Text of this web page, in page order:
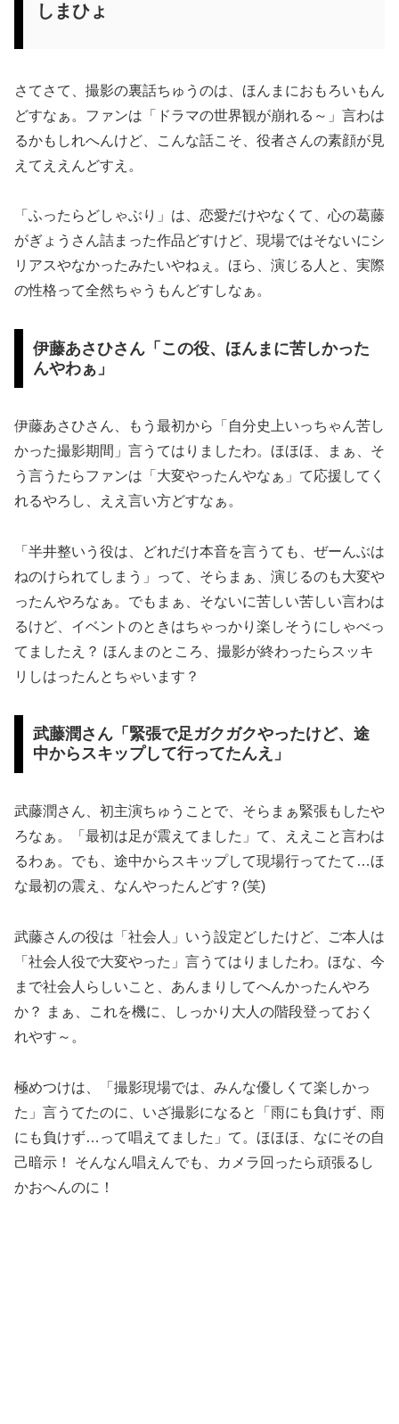
しまひょ
さてさて、撮影の裏話ちゅうのは、ほんまにおもろいもん
どすなぁ。ファンは「ドラマの世界観が崩れる～」言わは
るかもしれへんけど、こんな話こそ、役者さんの素顔が見
えてええんどすえ。
「ふったらどしゃぶり」は、恋愛だけやなくて、心の葛藤
がぎょうさん詰まった作品どすけど、現場ではそないにシ
リアスやなかったみたいやねぇ。ほら、演じる人と、実際
の性格って全然ちゃうもんどすしなぁ。
伊藤あさひさん「この役、ほんまに苦しかった
んやわぁ」
伊藤あさひさん、もう最初から「自分史上いっちゃん苦し
かった撮影期間」言うてはりましたわ。ほほほ、まぁ、そ
う言うたらファンは「大変やったんやなぁ」て応援してく
れるやろし、ええ言い方どすなぁ。
「半井整いう役は、どれだけ本音を言うても、ぜーんぶは
ねのけられてしまう」って、そらまぁ、演じるのも大変や
ったんやろなぁ。でもまぁ、そないに苦しい苦しい言わは
るけど、イベントのときはちゃっかり楽しそうにしゃべっ
てましたえ？ ほんまのところ、撮影が終わったらスッキ
リしはったんとちゃいます？
武藤潤さん「緊張で足ガクガクやったけど、途
中からスキップして行ってたんえ」
武藤潤さん、初主演ちゅうことで、そらまぁ緊張もしたや
ろなぁ。「最初は足が震えてました」て、ええこと言わは
るわぁ。でも、途中からスキップして現場行ってたて…ほ
な最初の震え、なんやったんどす？(笑)
武藤さんの役は「社会人」いう設定どしたけど、ご本人は
「社会人役で大変やった」言うてはりましたわ。ほな、今
まで社会人らしいこと、あんまりしてへんかったんやろ
か？ まぁ、これを機に、しっかり大人の階段登っておく
れやす～。
極めつけは、「撮影現場では、みんな優しくて楽しかっ
た」言うてたのに、いざ撮影になると「雨にも負けず、雨
にも負けず…って唱えてました」て。ほほほ、なにその自
己暗示！ そんなん唱えんでも、カメラ回ったら頑張るし
かおへんのに！